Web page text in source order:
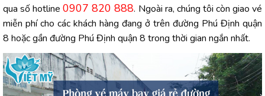
qua số hotline0907 820 888. Ngoài ra, chúng tôi còn giao vé
miễn phí cho các khách hàng đang ở trên đường Phú Định quận
8 hoặc gần đường Phú Định quận 8 trong thời gian ngắn nhất.